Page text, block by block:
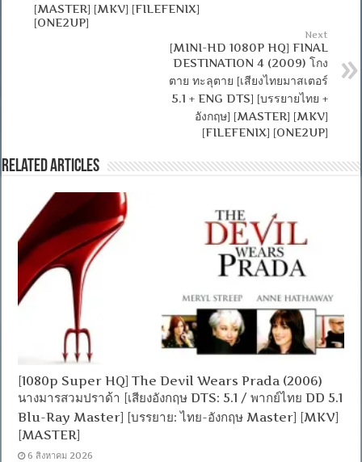
[MASTER] [MKV] [FILEFENIX]
[ONE2UP]
Next
[MINI-HD 1080P HQ] FINAL
DESTINATION 4 (2009) โกง
ตาย ทะลุตาย [เสียงไทยมาสเตอร์
5.1 + ENG DTS] [บรรยายไทย +
อังกฤษ] [MASTER] [MKV]
[FILEFENIX] [ONE2UP]
Related Articles
[1080p Super HQ] The Devil Wears Prada (2006)
นางมารสวมปราด้า [เสียงอังกฤษ DTS: 5.1 / พากย์ไทย DD 5.1
Blu-Ray Master] [บรรยาย: ไทย-อังกฤษ Master] [MKV]
[MASTER]
6 สิงหาคม 2026